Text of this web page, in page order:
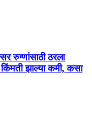
रुग्णांसाठी ठरला
झाल्या कमी, कसा